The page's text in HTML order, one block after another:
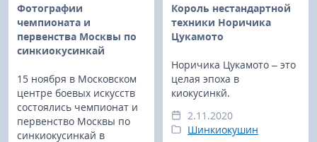
Фотографии
чемпионата и
первенства Москвы по
синкиокусинкай
15 ноября в Московском
центре боевых искусств
состоялись чемпионат и
первенство Москвы по
синкиокусинкай в
Король нестандартной
техники Норичика
Цукамото
Норичика Цукамото – это
целая эпоха в
киокусинкй.
2.11.2020
Шинкиокушин